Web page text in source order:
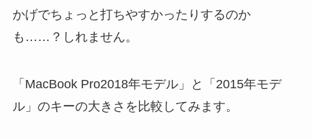
かげでちょっと打ちやすかったりするのか
も……？しれません。
「MacBook Pro2018年モデル」と「2015年モデ
ル」のキーの大きさを比較してみます。